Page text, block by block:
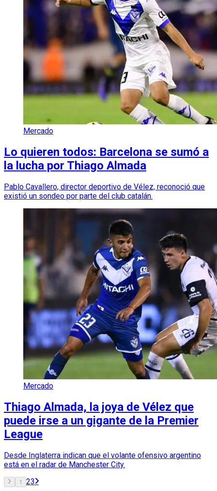
Mercado
Lo quieren todos: Barcelona se sumó a
la lucha por Thiago Almada
Pablo Cavallero, director deportivo de Vélez, reconoció que
existió un sondeo por parte del club catalán.
Mercado
Thiago Almada, la joya de Vélez que
puede irse a un gigante de la Premier
League
Desde Inglaterra indican que el volante ofensivo argentino
está en el radar de Manchester City.
1 23